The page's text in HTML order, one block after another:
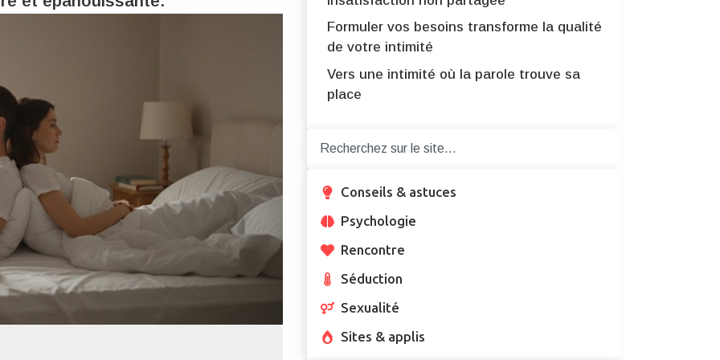
Formuler vos besoins transforme la qualité
de votre intimité
Vers une intimité où la parole trouve sa
place
Conseils & astuces
Psychologie
Rencontre
Séduction
Sexualité
Sites & applis